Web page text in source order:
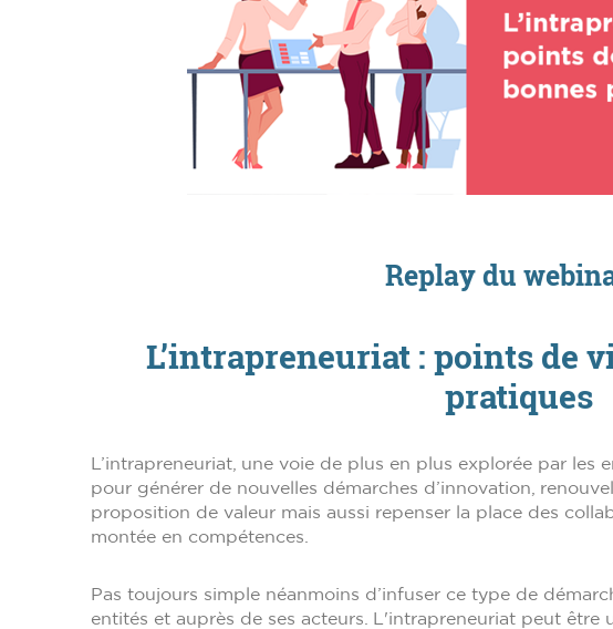
Replay du
L’intrapreneuriat : points de
pratiques
L’intrapreneuriat, une voie de plus en plus explorée par
pour générer de nouvelles démarches d’innovation,
proposition de valeur mais aussi repenser la place des
montée en compétences.
Pas toujours simple néanmoins d’infuser ce type de
entités et auprès de ses acteurs. L'intrapreneuriat peut être